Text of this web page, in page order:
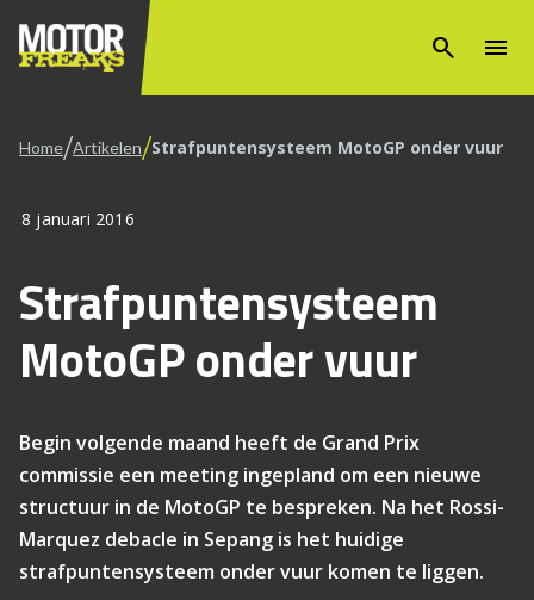
search menu
Home/Artikelen/Strafpuntensysteem MotoGP onder vuur
8 januari 2016
Strafpuntensysteem
MotoGP onder vuur
Begin volgende maand heeft de Grand Prix
commissie een meeting ingepland om een nieuwe
structuur in de MotoGP te bespreken. Na het Rossi-
Marquez debacle in Sepang is het huidige
strafpuntensysteem onder vuur komen te liggen.